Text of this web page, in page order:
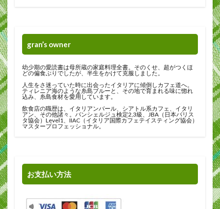
gran’s owner
幼少期の愛読書は母所蔵の家庭料理全書。そのくせ、超がつくほ
どの偏食ぶりでしたが、半生をかけて克服しました。
人生をさ迷っていた時に出会ったイタリアに傾倒しカフェ道へ。
ティレニア海のような糸島ブルーと、その地で育まれる味に惚れ
込み、糸島食材を愛用しています。
飲食店の職歴は、イタリアンバール、シアトル系カフェ、イタリ
アン、その他諸々。パンシェルジュ検定2,3級、JBA（日本バリス
タ協会）Level1、IIAC（イタリア国際カフェテイスティング協会）
マスタープロフェッショナル。
お支払い方法